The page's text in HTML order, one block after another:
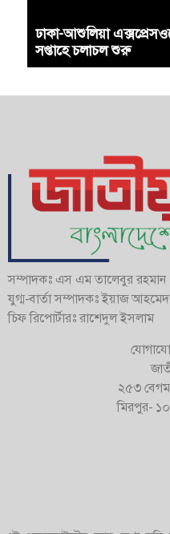
ঢাকা-আশুলিয়া
সপ্তাহে চলাচল শুরু
সম্পাদকঃ এস এম তালেবুর রহমান
যুগ্ম-বার্তা সম্পাদকঃ ইয়াজ আহমেদ
চিফ রিপোর্টারঃ রাশেদুল ইসলাম
২৫৩
মিরপুর-